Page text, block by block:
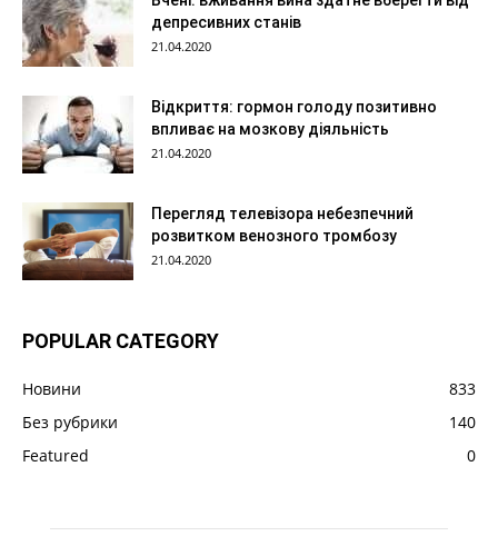
депресивних станів
21.04.2020
Відкриття: гормон голоду позитивно
впливає на мозкову діяльність
21.04.2020
Перегляд телевізора небезпечний
розвитком венозного тромбозу
21.04.2020
POPULAR CATEGORY
Новини
833
Без рубрики
140
Featured
0